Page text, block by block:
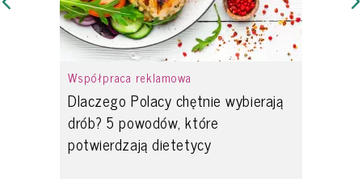
Współpraca reklamowa
Dlaczego Polacy chętnie wybierają
drób? 5 powodów, które
potwierdzają dietetycy